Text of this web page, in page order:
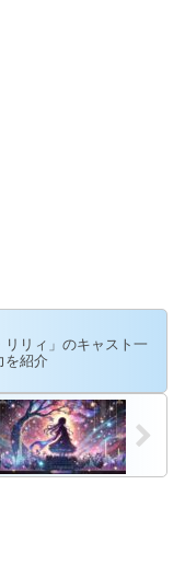
リリィ」のキャスト一
を紹介